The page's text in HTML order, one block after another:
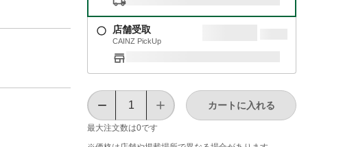
店舗受取
CAINZ PickUp
最大注文数は0です
カートに入れる